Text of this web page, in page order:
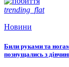
trending_flat
Новини
Били руками та
познущались з